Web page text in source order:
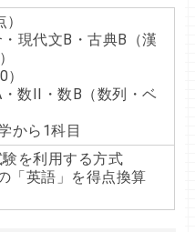
・現代文B・古典B（漢
・数II・数B（数列・ベ
から1科目
を利用する方式
「英語」を得点換算